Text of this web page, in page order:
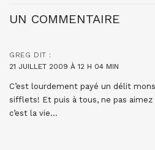
UN COMMENTAIRE
GREG DIT :
21 JUILLET 2009 À 12 H 04 MIN
C’est lourdement payé un délit
sifflets! Et puis à tous, ne pas aimez
c’est la vie…